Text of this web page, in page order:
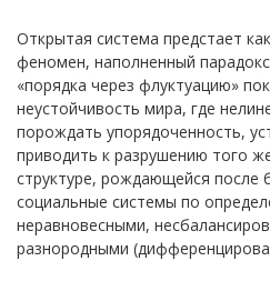
Открытая система предстает
феномен, наполненный
«порядка через флуктуацию»
неустойчивость мира, где
порождать упорядоченность,
приводить к разрушению того
структуре, рождающейся после
социальные системы по
неравновесными,
разнородными